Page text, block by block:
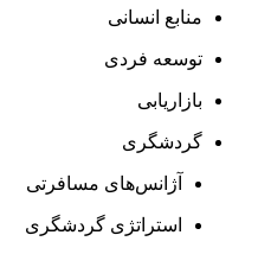
منابع انسانی
توسعه فردی
بازاریابی
گردشگری
آژانس‌های مسافرتی
استراتژی گردشگری